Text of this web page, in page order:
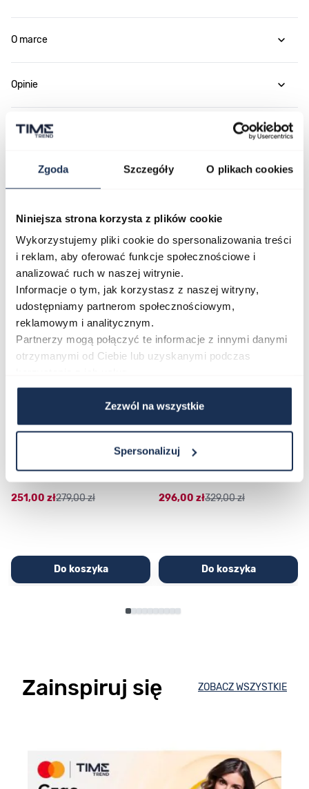
Zgoda Szczegóły O plikach cookies
Niniejsza strona korzysta z plików cookie
Wykorzystujemy pliki cookie do spersonalizowania treści
i reklam, aby oferować funkcje społecznościowe i
analizować ruch w naszej witrynie.
Informacje o tym, jak korzystasz z naszej witryny,
udostępniamy partnerom społecznościowym,
reklamowym i analitycznym.
Partnerzy mogą połączyć te informacje z innymi danymi
otrzymanymi od Ciebie lub uzyskanymi podczas
Zezwól na wszystkie
Spersonalizuj
O marce
Opinie
Zapytaj o produkt
Płatność i dostawa
Najczęściej kupowane
Poruszanie się po elementach karuzeli jest możliwe za pomocą
Naciśnij, aby pominąć karuzelę
Naciśnij, aby przejść do nawigacji karuzeli
CASIO Sport AE-1200WHD-
03362600
251,00 zł279,00 zł
Do koszyka
Casio Sport AQ-230GA-
9DMQYES
03311457
296,00 zł329,00 zł
Do koszyka
Zainspiruj się ZOBACZ WSZYSTKIE